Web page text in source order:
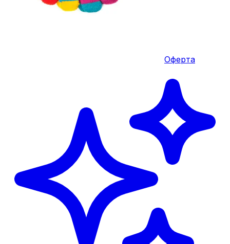
Оферта